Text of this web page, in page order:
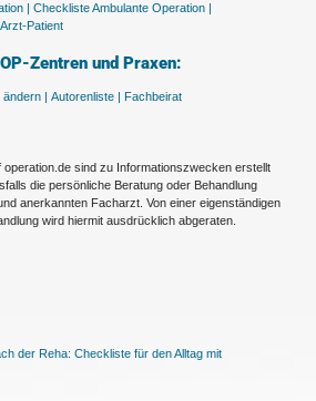
| Checkliste Ambulante Operation |
Patient
Zentren und Praxen:
ändern | Autorenliste | Fachbeirat
operation.de sind zu Informationszwecken erstellt
die persönliche Beratung oder Behandlung
anerkannten Facharzt. Von einer eigenständigen
wird hiermit ausdrücklich abgeraten.
der Reha: Checkliste für den Alltag mit